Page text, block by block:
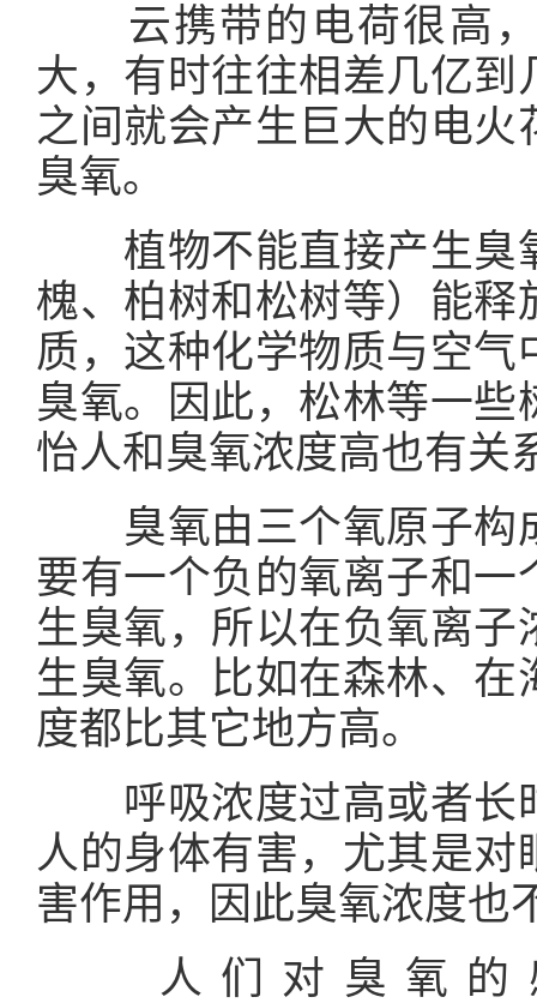
云携带的电荷很高，
大，有时往往相差几亿
之间就会产生巨大的电
臭氧。
植物不能直接产生臭
槐、柏树和松树等）能
质，这种化学物质与空
臭氧。因此，松林等一
怡人和臭氧浓度高也有关
臭氧由三个氧原子构
要有一个负的氧离子和
生臭氧，所以在负氧离
生臭氧。比如在森林、
度都比其它地方高。
呼吸浓度过高或者长
人的身体有害，尤其是
害作用，因此臭氧浓度也
人们对臭氧的